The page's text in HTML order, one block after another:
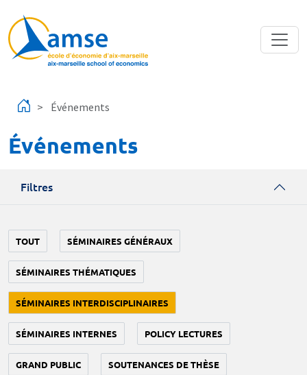
Événements
Événements
Filtres
TOUT SÉMINAIRES GÉNÉRAUX
SÉMINAIRES THÉMATIQUES
SÉMINAIRES INTERDISCIPLINAIRES
SÉMINAIRES INTERNES POLICY LECTURES
GRAND PUBLIC SOUTENANCES DE THÈSE